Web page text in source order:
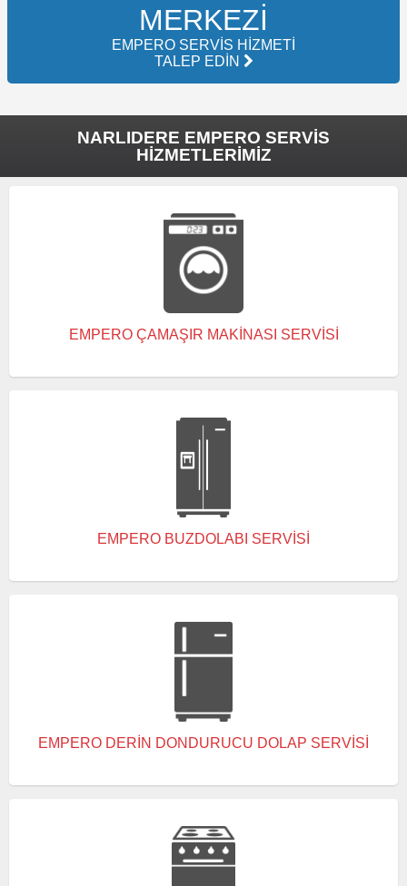
MERKEZI
EMPERO SERVIS HIZMETI
TALEP EDIN
NARLIDERE EMPERO SERVIS
HIZMETLERIMIZ
EMPERO ÇAMAŞIR MAKINASI SERVISI
EMPERO BUZDOLABI SERVISI
EMPERO DERIN DONDURUCU DOLAP SERVISI